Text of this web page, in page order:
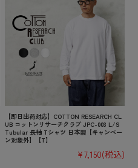
【即日出荷対応】COTTON RESEARCH CL
UB コットンリサーチクラブ JPC-003 L/S
Tubular 長袖 Tシャツ 日本製【キャンペー
ン対象外】【T】
¥7,150(税込)